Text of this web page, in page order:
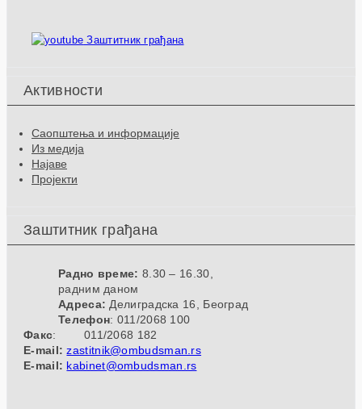
Заштитник грађана
Активности
Саопштења и информације
Из медија
Најаве
Пројекти
Заштитник грађана
Радно време: 8.30 – 16.30,
радним даном
Адреса: Делиградска 16, Београд
Телефон: 011/2068 100
Факс: 011/2068 182
E-mail: zastitnik@ombudsman.rs
E-mail: kabinet@ombudsman.rs